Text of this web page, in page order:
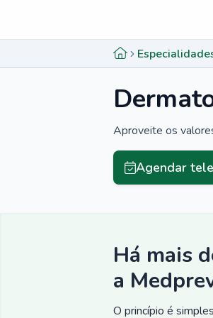
Aproveite os
Agendar
Há mais
a
O princípio é